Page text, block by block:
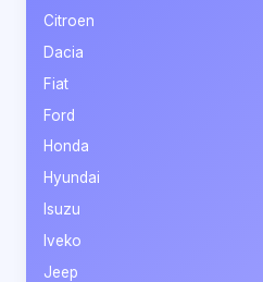
Citroen
Dacia
Fiat
Ford
Honda
Hyundai
Isuzu
Iveko
Jeep